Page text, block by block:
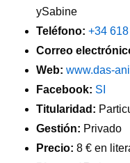
ySabine
Teléfono: +34
Correo
Web: www.das-
Facebook: SI
Titularidad:
Gestión: Privado
Precio: 8 € en